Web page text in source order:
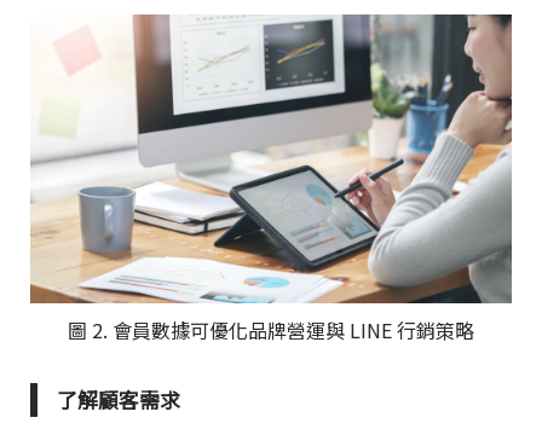
圖 2. 會員數據可優化品牌營運與 LINE 行銷策略
了解顧客需求